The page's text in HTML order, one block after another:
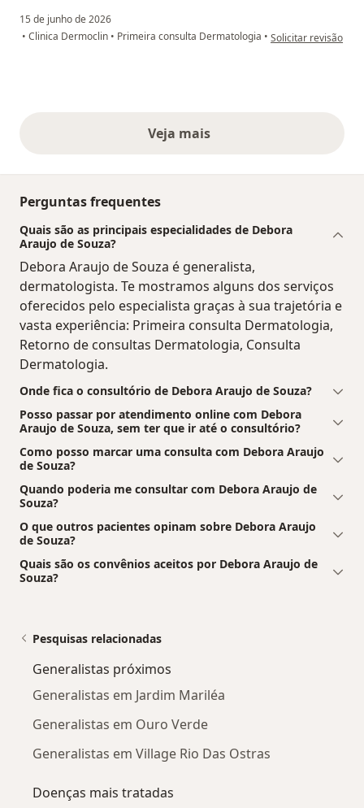
15 de junho de 2026
• Clinica Dermoclin • Primeira consulta Dermatologia • na opinião do
Solicitar revisão
Veja maisopiniões acima
Perguntas frequentes
Quais são as principais especialidades de Debora
Araujo de Souza?
Debora Araujo de Souza é generalista,
dermatologista. Te mostramos alguns dos serviços
oferecidos pelo especialista graças à sua trajetória e
vasta experiência: Primeira consulta Dermatologia,
Retorno de consultas Dermatologia, Consulta
Dermatologia.
Onde fica o consultório de Debora Araujo de Souza?
Posso passar por atendimento online com Debora
Araujo de Souza, sem ter que ir até o consultório?
Como posso marcar uma consulta com Debora Araujo
de Souza?
Quando poderia me consultar com Debora Araujo de
Souza?
O que outros pacientes opinam sobre Debora Araujo
de Souza?
Quais são os convênios aceitos por Debora Araujo de
Souza?
Pesquisas relacionadas
Generalistas próximos
Generalistas em Jardim Mariléa
Generalistas em Ouro Verde
Generalistas em Village Rio Das Ostras
Doenças mais tratadas